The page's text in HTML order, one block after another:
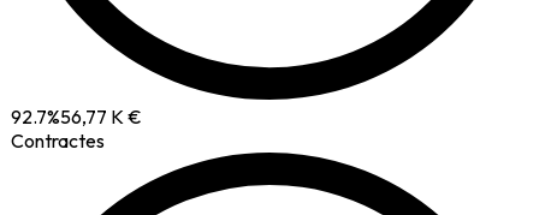
92.7%56,77 K €
Contractes